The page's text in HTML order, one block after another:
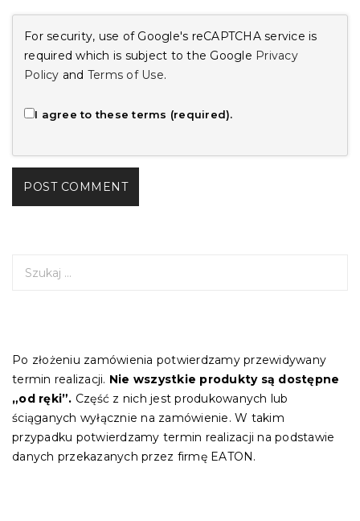
For security, use of Google's reCAPTCHA service is
required which is subject to the Google Privacy
Policy and Terms of Use.
I agree to these terms (required).
j
:
Po złożeniu zamówienia potwierdzamy przewidywany
termin realizacji. Nie wszystkie produkty są dostępne
„od ręki”. Część z nich jest produkowanych lub
ściąganych wyłącznie na zamówienie. W takim
przypadku potwierdzamy termin realizacji na podstawie
danych przekazanych przez firmę EATON.